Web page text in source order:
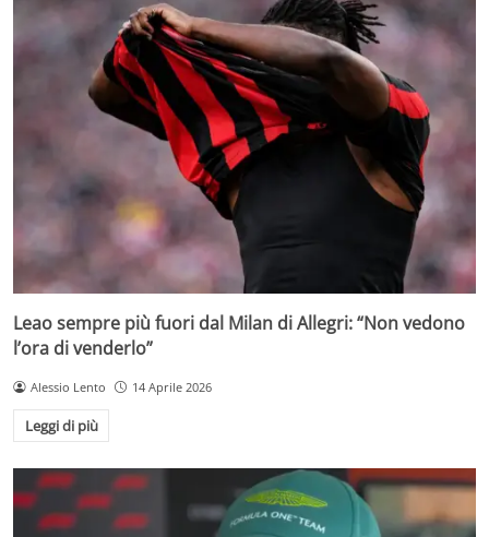
Leao sempre più fuori dal Milan di Allegri: “Non vedono
l’ora di venderlo”
Alessio Lento 14 Aprile 2026
Leggi di più